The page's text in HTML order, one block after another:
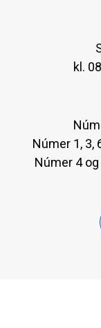
kl.
Númer 1, 3,
Númer 4